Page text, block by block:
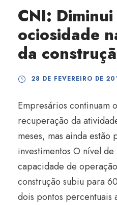
CNI: Diminui
ociosidade
da
28 DE FEVEREIRO DE
Empresários continuam
recuperação da
meses, mas ainda
investimentos O nível
capacidade de
construção subiu para
dois pontos percentuais